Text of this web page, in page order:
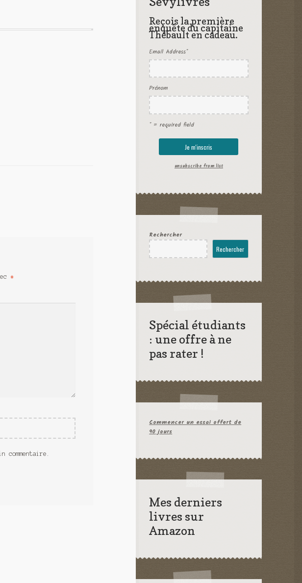
*
commentaire.
Reçois la première
enquête du capitaine
Thébault en cadeau.
Email Address*
Prénom
* = required field
unsubscribe from list
Rechercher
Rechercher
Spécial étudiants
: une offre à ne
pas rater !
Commencer un essai offert de
90 jours
Mes derniers
livres sur
Amazon